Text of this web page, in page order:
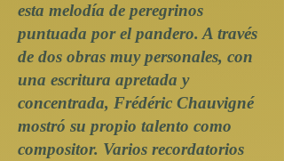
esta melodía de peregrinos
puntuada por el pandero. A través
de dos obras muy personales, con
una escritura apretada y
concentrada, Frédéric Chauvigné
mostró su propio talento como
compositor. Varios recordatorios